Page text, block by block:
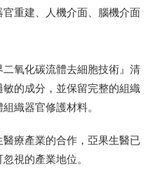
重建、人機介面、腦機介面
氧化碳流體去細胞技術』清
的成分，並保留完整的組織
織器官修護材料。
療產業的合作，亞果生醫已
視的產業地位。